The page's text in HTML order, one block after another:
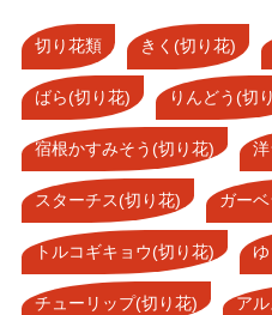
切り花類 きく(切り花)
ばら(切り花) りんどう(切
宿根かすみそう(切り花)
スターチス(切り花) ガー
トルコギキョウ(切り花)
チューリップ(切り花) ア